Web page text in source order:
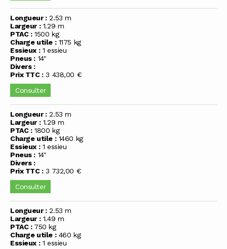
Longueur :2.53 m
Largeur :1.29 m
PTAC :1500 kg
Charge utile :1175 kg
Essieux :1 essieu
Pneus : 14"
Divers :
Prix TTC :3 438,00 €
Consulter
Longueur :2.53 m
Largeur :1.29 m
PTAC :1800 kg
Charge utile :1460 kg
Essieux :1 essieu
Pneus : 14"
Divers :
Prix TTC :3 732,00 €
Consulter
Longueur :2.53 m
Largeur :1.49 m
PTAC :750 kg
Charge utile :460 kg
Essieux :1 essieu